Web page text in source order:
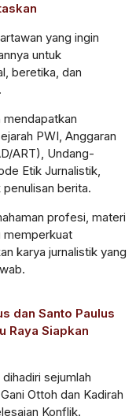
yang ingin
untuk
beretika, dan
PWI, Anggaran
ART), Undang-
Etik Jurnalistik,
berita.
profesi, materi
memperkuat
karya jurnalistik yang
dan Santo Paulus
Raya Siapkan
sejumlah
Ottoh dan Kadirah
Konflik.